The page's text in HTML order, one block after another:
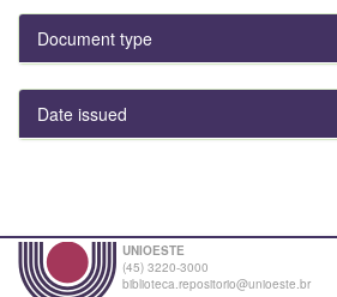
Document type
Date issued
UNIOESTE
(45) 3220-3000
biblioteca.repositorio@unioeste.br